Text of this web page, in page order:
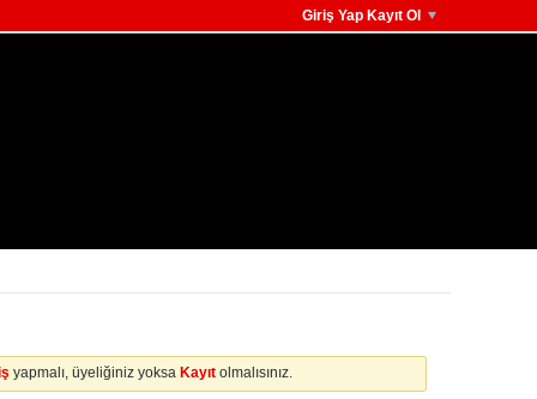
Giriş Yap Kayıt Ol
yapmalı, üyeliğiniz yoksa Kayıt olmalısınız.